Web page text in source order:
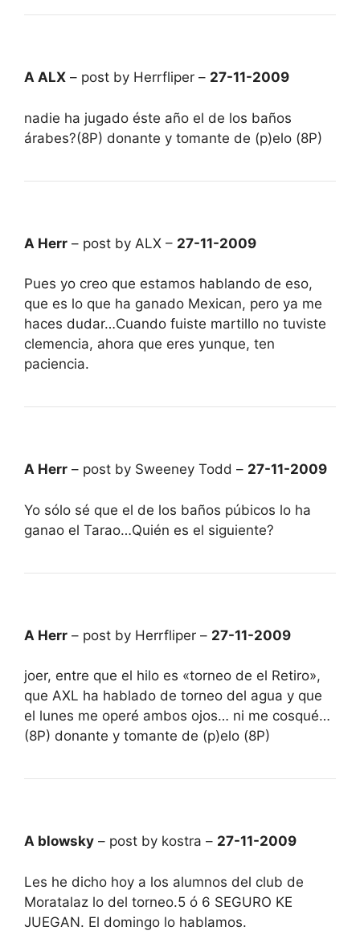
A ALX – post by Herrfliper – 27-11-2009
nadie ha jugado éste año el de los baños
árabes?(8P) donante y tomante de (p)elo (8P)
A Herr – post by ALX – 27-11-2009
Pues yo creo que estamos hablando de eso,
que es lo que ha ganado Mexican, pero ya me
haces dudar…Cuando fuiste martillo no tuviste
clemencia, ahora que eres yunque, ten
paciencia.
A Herr – post by Sweeney Todd – 27-11-2009
Yo sólo sé que el de los baños púbicos lo ha
ganao el Tarao…Quién es el siguiente?
A Herr – post by Herrfliper – 27-11-2009
joer, entre que el hilo es «torneo de el Retiro»,
que AXL ha hablado de torneo del agua y que
el lunes me operé ambos ojos… ni me cosqué…
(8P) donante y tomante de (p)elo (8P)
A blowsky – post by kostra – 27-11-2009
Les he dicho hoy a los alumnos del club de
Moratalaz lo del torneo.5 ó 6 SEGURO KE
JUEGAN. El domingo lo hablamos.